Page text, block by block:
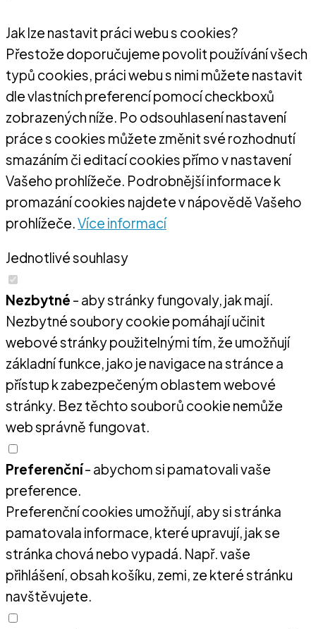
Jak lze nastavit práci webu s cookies?
Přestože doporučujeme povolit používání všech
typů cookies, práci webu s nimi můžete nastavit
dle vlastních preferencí pomocí checkboxů
zobrazených níže. Po odsouhlasení nastavení
práce s cookies můžete změnit své rozhodnutí
smazáním či editací cookies přímo v nastavení
Vašeho prohlížeče. Podrobnější informace k
promazání cookies najdete v nápovědě Vašeho
prohlížeče.Více informací
Jednotlivé souhlasy
Nezbytné - aby stránky fungovaly, jak mají.
Nezbytné soubory cookie pomáhají učinit
webové stránky použitelnými tím, že umožňují
základní funkce, jako je navigace na stránce a
přístup k zabezpečeným oblastem webové
stránky. Bez těchto souborů cookie nemůže
web správně fungovat.
Preferenční- abychom si pamatovali vaše
preference.
Preferenční cookies umožňují, aby si stránka
pamatovala informace, které upravují, jak se
stránka chová nebo vypadá. Např. vaše
přihlášení, obsah košíku, zemi, ze které stránku
navštěvujete.